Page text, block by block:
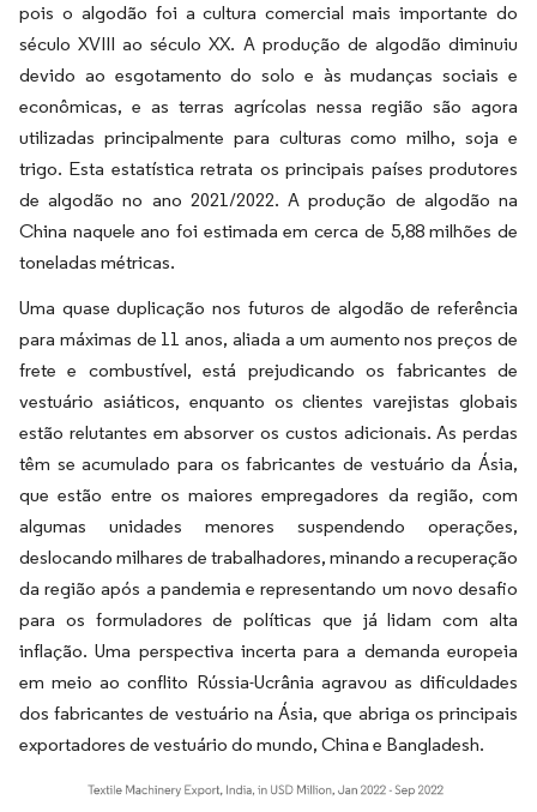
pois o algodão foi a cultura comercial mais importante do
século XVIII ao século XX. A produção de algodão diminuiu
devido ao esgotamento do solo e às mudanças sociais e
econômicas, e as terras agrícolas nessa região são agora
utilizadas principalmente para culturas como milho, soja e
trigo. Esta estatística retrata os principais países produtores
de algodão no ano 2021/2022. A produção de algodão na
China naquele ano foi estimada em cerca de 5,88 milhões de
toneladas métricas.
Uma quase duplicação nos futuros de algodão de referência
para máximas de 11 anos, aliada a um aumento nos preços de
frete e combustível, está prejudicando os fabricantes de
vestuário asiáticos, enquanto os clientes varejistas globais
estão relutantes em absorver os custos adicionais. As perdas
têm se acumulado para os fabricantes de vestuário da Ásia,
que estão entre os maiores empregadores da região, com
algumas unidades menores suspendendo operações,
deslocando milhares de trabalhadores, minando a recuperação
da região após a pandemia e representando um novo desafio
para os formuladores de políticas que já lidam com alta
inflação. Uma perspectiva incerta para a demanda europeia
em meio ao conflito Rússia-Ucrânia agravou as dificuldades
dos fabricantes de vestuário na Ásia, que abriga os principais
exportadores de vestuário do mundo, China e Bangladesh.